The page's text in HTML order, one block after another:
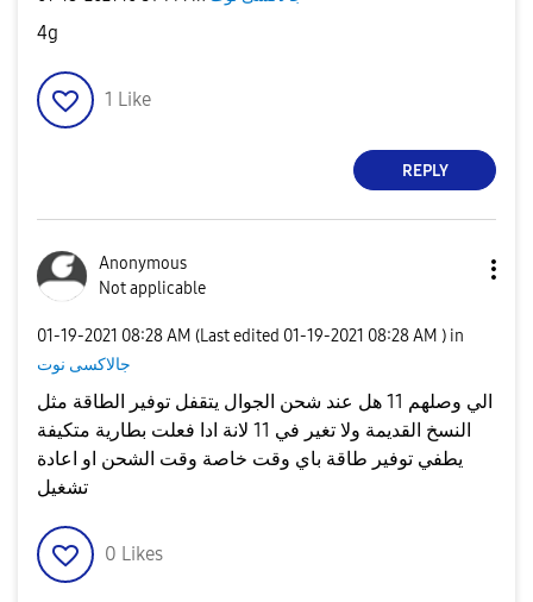
4g
1 Like
REPLY
Anonymous
Not applicable
‎01-19-2021 08:28 AM (Last edited ‎01-19-2021 08:28 AM ) in
جالاكسى نوت
الي وصلهم 11 هل عند شحن الجوال يتقفل توفير الطاقة مثل
النسخ القديمة ولا تغير في 11 لانة ادا فعلت بطارية متكيفة
يطفي توفير طاقة باي وقت خاصة وقت الشحن او اعادة
تشغيل
0 Likes